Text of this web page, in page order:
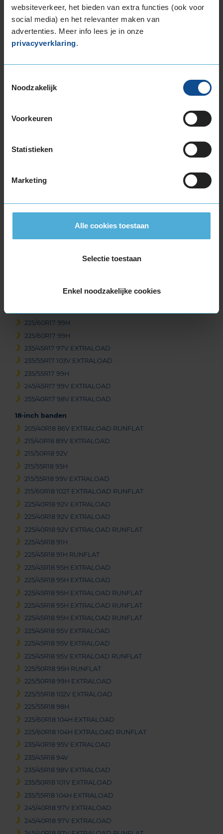
websiteverkeer, het bieden van extra functies (ook voor
social media) en het relevanter maken van
advertenties. Meer info lees je in onze
privacyverklaring.
Noodzakelijk
Voorkeuren
Statistieken
Marketing
Alle cookies toestaan
Selectie toestaan
Enkel noodzakelijke cookies
205/50R17 93H EXTRALOAD
205/55R17 91H
205/55R17 95H EXTRALOAD
205/60R17 93H
225/45R17 91H
225/45R17 91H RUNFLAT
225/50R17 94H
225/50R17 98H EXTRALOAD
225/55R17 101V EXTRALOAD
225/60R17 99H
225/60R17 99H
235/45R17 97V EXTRALOAD
235/55R17 103V EXTRALOAD
235/55R17 99H
245/45R17 99V EXTRALOAD
255/40R17 98V EXTRALOAD
18-inch banden
205/40R18 86V EXTRALOAD RUNFLAT
215/40R18 89V EXTRALOAD
215/50R18 92V
215/55R18 95H
215/55R18 99V EXTRALOAD
215/60R18 102T EXTRALOAD RUNFLAT
225/40R18 92V EXTRALOAD
225/40R18 92V EXTRALOAD
225/40R18 92V EXTRALOAD RUNFLAT
225/45R18 91H
225/45R18 91H RUNFLAT
225/45R18 95H EXTRALOAD
225/45R18 95H EXTRALOAD
225/45R18 95H EXTRALOAD RUNFLAT
225/45R18 95H EXTRALOAD RUNFLAT
225/45R18 95H EXTRALOAD RUNFLAT
225/45R18 95V EXTRALOAD
225/45R18 95V EXTRALOAD
225/45R18 95V EXTRALOAD RUNFLAT
225/50R18 95H RUNFLAT
225/50R18 99H EXTRALOAD
225/55R18 102V EXTRALOAD
225/55R18 98H
225/60R18 104H EXTRALOAD
225/60R18 104H EXTRALOAD RUNFLAT
235/40R18 95V EXTRALOAD
235/45R18 94V
235/45R18 98V EXTRALOAD
235/50R18 101V EXTRALOAD
235/55R18 104H EXTRALOAD
245/40R18 97V EXTRALOAD
245/40R18 97V EXTRALOAD